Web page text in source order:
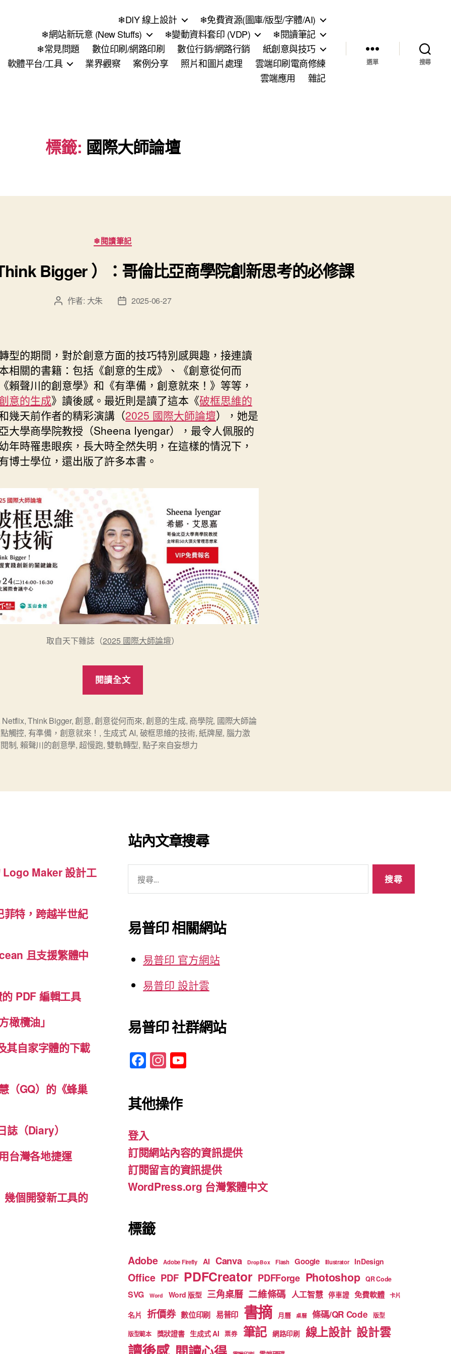
❄DIY 線上設計
❄免費資源(圖庫/版型/字體/AI)
❄網站新玩意 (New Stuffs)
❄變動資料套印 (VDP)
❄閱讀筆記
❄常見問題
數位印刷/網路印刷 數位行銷/網路行銷
紙創意與技巧
軟體平台/工具
業界觀察 案例分享 照片和圖片處理
雲端印刷電商修練
雲端應用
雜記
選單 搜尋
標籤: 國際大師論壇
分
類
❄閱讀筆記
Bigger ）：哥倫比亞商學院創新思考的必修課
文 作者: 大朱
文
日
期
2025-06-27
型的期間，對於創意方面的技巧特別感興趣，接連讀
相關的書籍：包括《創意的生成》、《創意從何而
賴聲川的創意學》和《有準備，創意就來！》等等，
意的生成》讀後感。最近則是讀了這本《破框思維的
幾天前作者的精彩演講（2025 國際大師論壇），她是
大學商學院教授（Sheena Iyengar），最令人佩服的
年時罹患眼疾，長大時全然失明，在這樣的情況下，
博士學位，還出版了許多本書。
取自天下雜誌（2025 國際大師論壇）
閱讀全文
維
的
技
倫
亞
商
院
創
新
思
考
必
修
Netflix,Think Bigger,創意,創意從何而來,創意的生成, 商學院, 國際大師論
觸控, 有準備，創意就來！ , 生成式 AI, 破框思維的技術,紙牌屋, 腦力激
制, 賴聲川的創意學,超慢跑,雙軌轉型, 點子來自妄想力
Maker 設計工
菲特，跨越半世紀
且支援繁體中
PDF 編輯工具
橄欖油」
其自家字體的下載
（GQ）的《蜂巢
（Diary）
台灣各地捷運
個開發新工具的
站內文章搜尋
字:
易普印 相關網站
易普印 官方網站
易普印 設計雲
易普印 社群網站
F
a
c
e
o
o
k
In
st
a
gr
m b
e
其他操作
登入
訂閱網站內容的資訊提供
訂閱留言的資訊提供
WordPress.org 台灣繁體中文
標籤
Adobe Adobe Firefly AI Canva DropBox Flash Google Illustrator InDesign
Office PDF PDFCreator PDFForge Photoshop QR Code
SVG Word Word 版型 三角桌曆 二維條碼 人工智慧 停車證 免費軟體 卡片
名片 折價券 數位印刷 易普印 書摘 月曆 桌曆 條碼/QR Code 版型
版型範本 獎狀證書 生成式 AI 票券 筆記 網路印刷 線上設計 設計雲